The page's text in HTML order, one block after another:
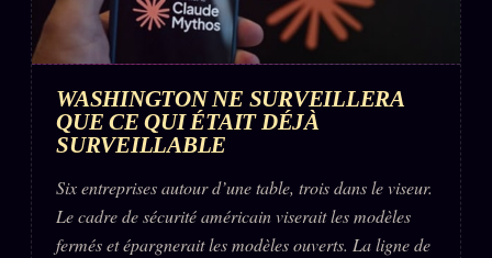
WASHINGTON NE SURVEILLERA
QUE CE QUI ÉTAIT DÉJÀ
SURVEILLABLE
Six entreprises autour d’une table, trois dans le viseur.
Le cadre de sécurité américain viserait les modèles
fermés et épargnerait les modèles ouverts. La ligne de